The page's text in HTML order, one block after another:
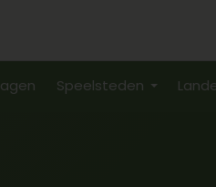
Speelsteden